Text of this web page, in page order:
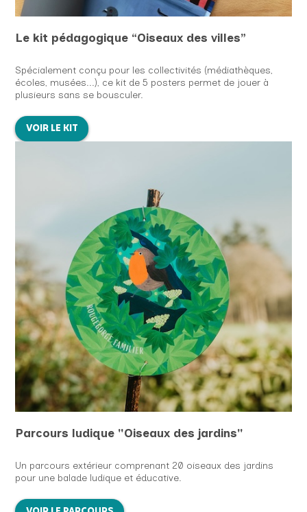
Le kit pédagogique “Oiseaux des villes”
Spécialement conçu pour les collectivités (médiathèques,
écoles, musées...), ce kit de 5 posters permet de jouer à
plusieurs sans se bousculer.
VOIR LE KIT
Parcours ludique "Oiseaux des jardins"
Un parcours extérieur comprenant 20 oiseaux des jardins
pour une balade ludique et éducative.